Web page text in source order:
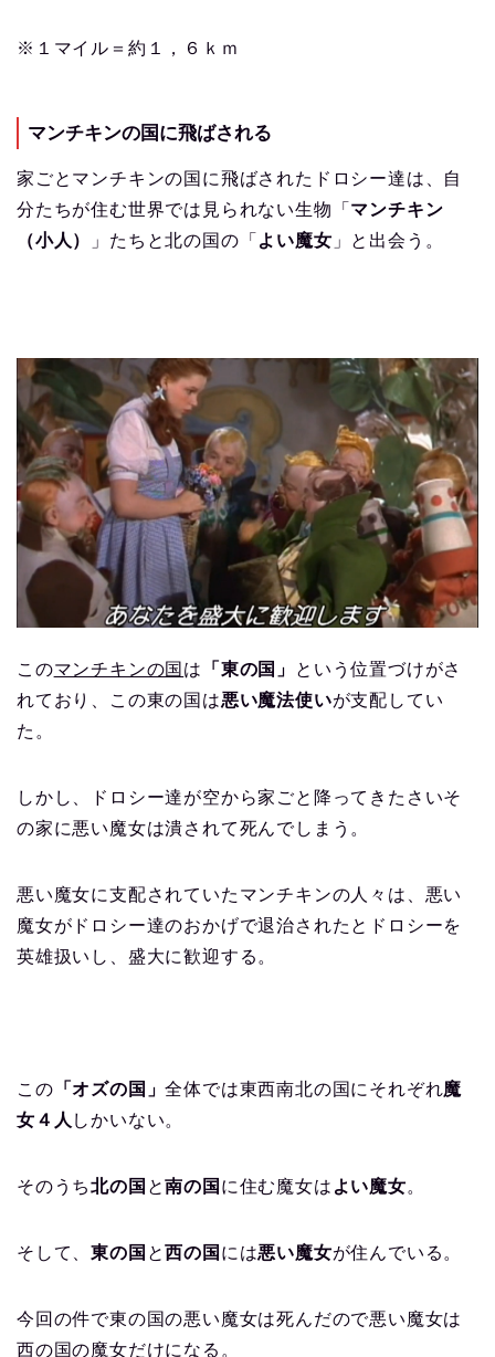
※１マイル＝約１，６ｋｍ
マンチキンの国に飛ばされる
家ごとマンチキンの国に飛ばされたドロシー達は、自
分たちが住む世界では見られない生物「 マンチキン
（小人）
」たちと北の国の「 よい魔女 」と出会う。
このマンチキンの国 は 「東の国」
という位置づけがさ
れており、この東の国は悪い魔法使いが支配してい
た。
しかし、ドロシー達が空から家ごと降ってきたさいそ
の家に悪い魔女は潰されて死んでしまう。
悪い魔女に支配されていたマンチキンの人々は、悪い
魔女がドロシー達のおかげで退治されたとドロシーを
英雄扱いし、盛大に歓迎する。
この 「オズの国」全体では東西南北の国にそれぞれ魔
女４人 しかいない。
そのうち北の国 と南の国 に住む魔女は よい魔女。
そして、東の国 と西の国 には悪い魔女が住んでいる。
今回の件で東の国の悪い魔女は死んだので悪い魔女は
西の国の魔女だけになる。